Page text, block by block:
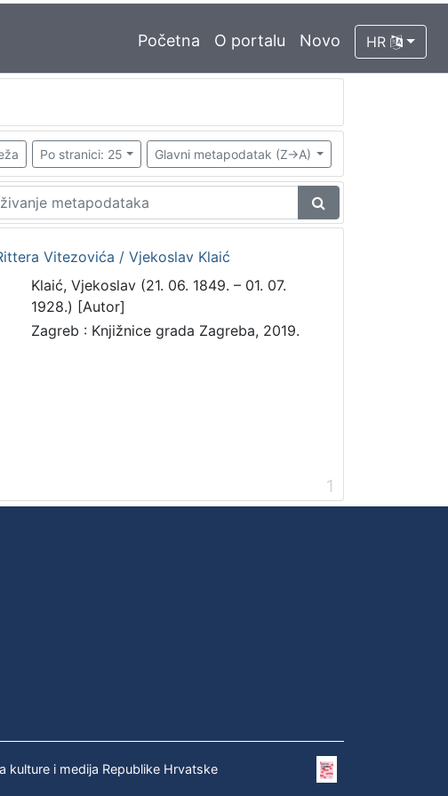
Početna O portalu Novo HR
Po stranici: 25 Glavni metapodatak (Z->A)
Vitezovića / Vjekoslav Klaić
Klaić, Vjekoslav (21. 06. 1849. – 01. 07.
1928.) [Autor]
Zagreb : Knjižnice grada Zagreba, 2019.
1
kulture i medija Republike Hrvatske